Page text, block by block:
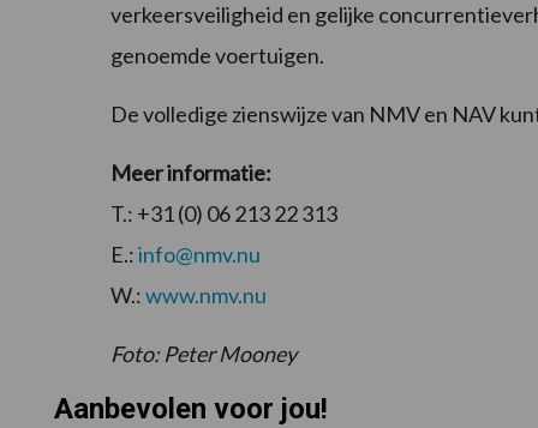
verkeersveiligheid en gelijke
genoemde voertuigen.
De volledige zienswijze van NMV en NAV
Meer informatie:
T.: +31 (0) 06 213 22 313
E.:info@nmv.nu
W.:www.nmv.nu
Foto: Peter Mooney
Aanbevolen voor jou!